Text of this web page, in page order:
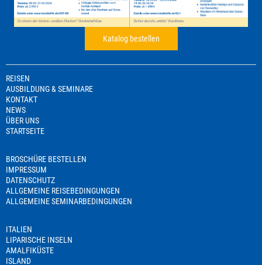
Katalog bestellen
REISEN
AUSBILDUNG & SEMINARE
KONTAKT
NEWS
ÜBER UNS
STARTSEITE
BROSCHÜRE BESTELLEN
IMPRESSUM
DATENSCHUTZ
ALLGEMEINE REISEBEDINGUNGEN
ALLGEMEINE SEMINARBEDINGUNGEN
ITALIEN
LIPARISCHE INSELN
AMALFIKÜSTE
ISLAND